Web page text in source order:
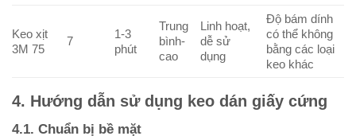
Keo xịt
3M 75
7
1-3
phút
Trung
bình-
cao
Linh hoạt,
dễ sử
dụng
Độ bám dính
có thể không
bằng các loại
keo khác
4. Hướng dẫn sử dụng keo dán giấy cứng
4.1. Chuẩn bị bề mặt